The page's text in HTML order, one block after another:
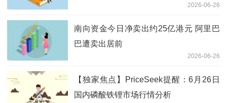
2026-06-26
南向资金今日净卖出约25亿港元 阿里巴
巴遭卖出居前
2026-06-26
【独家焦点】PriceSeek提醒：6月26日
国内磷酸铁锂市场行情分析